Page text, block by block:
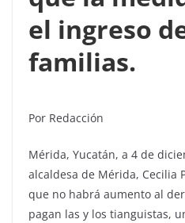
el ingreso
familias.
Por Redacción
Mérida, Yucatán, a 4 de
alcaldesa de Mérida, Cecilia
que no habrá aumento al
pagan las y los tianguistas,